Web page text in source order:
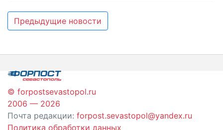
Навигация
записям
Предыдущие новости
© forpostsevastopol.ru
2006 — 2026
Почта редакции: forpost.sevastopol@yandex.ru
Политика обработки данных